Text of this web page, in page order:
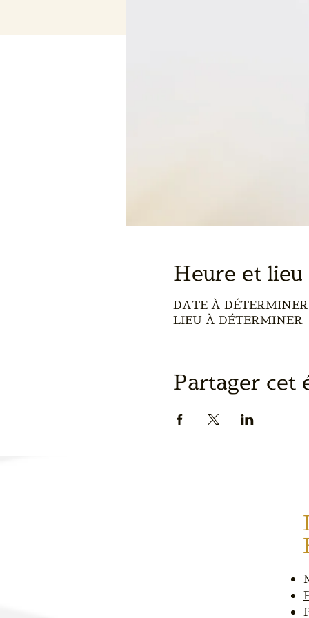
Heure et lieu
DATE À DÉTERMINER
LIEU À DÉTERMINER
Partager cet